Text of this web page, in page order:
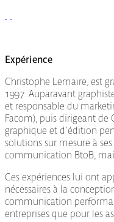
Expérience
Christophe Lemaire, est
1997. Auparavant
et responsable du
Facom), puis dirigeant de
graphique et d'édition
solutions sur mesure à
communication BtoB,
Ces expériences lui ont
nécessaires à la
communication
entreprises que pour les